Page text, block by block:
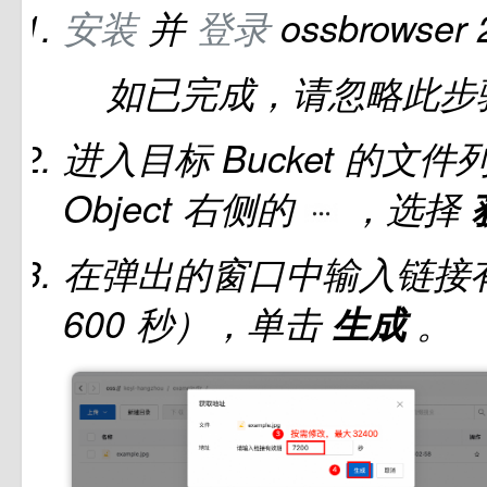
安装 并 登录ossbrowser
如已完成，请忽略此
进入目标Bucket 的文件
Object 右侧的 ，选择
在弹出的窗口中输入链接
600 秒），单击生成。